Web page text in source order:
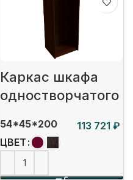
Каркас шкафа
одностворчатого
54*45*200
₽
ЦВЕТ